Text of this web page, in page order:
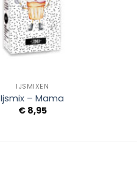
IJSMIXEN
Ijsmix – Mama
€8,95